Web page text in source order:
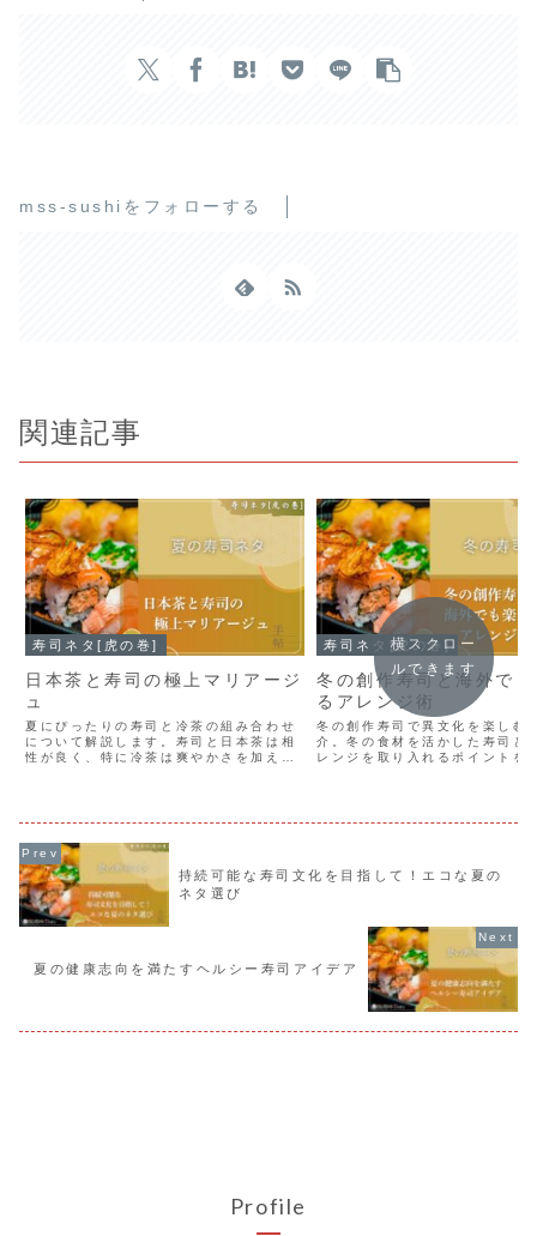
mss-sushiをフォローする
関連記事
寿司ネタ[虎の巻]
日本茶と寿司の極上マリアージ
ュ
夏にぴったりの寿司と冷茶の組み合わせ
について解説します。寿司と日本茶は相
性が良く、特に冷茶は爽やかさを加え暑
寿司ネタ[虎の巻]
冬の創作寿司と海外で
るアレンジ術
冬の創作寿司で異文化を楽しむ
介。冬の食材を活かした寿司と
レンジを取り入れるポイントを
横スクロー
ルできます
持続可能な寿司文化を目指して！エコな夏の
ネタ選び
夏の健康志向を満たすヘルシー寿司アイデア
Profile